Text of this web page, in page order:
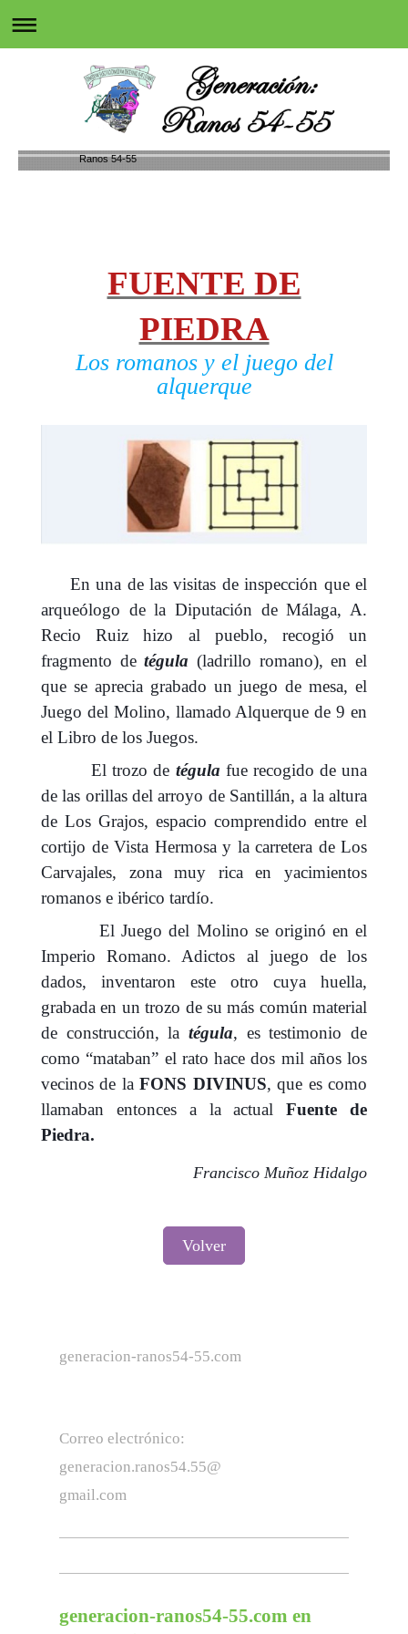
Ranos 54-55
FUENTE DE
PIEDRA
Los romanos y el juego del
alquerque
En una de las visitas de inspección que el
arqueólogo de la Diputación de Málaga, A.
Recio Ruiz hizo al pueblo, recogió un
fragmento de tégula (ladrillo romano), en el
que se aprecia grabado un juego de mesa, el
Juego del Molino, llamado Alquerque de 9 en
el Libro de los Juegos.
El trozo de tégula fue recogido de una
de las orillas del arroyo de Santillán, a la altura
de Los Grajos, espacio comprendido entre el
cortijo de Vista Hermosa y la carretera de Los
Carvajales, zona muy rica en yacimientos
romanos e ibérico tardío.
El Juego del Molino se originó en el
Imperio Romano. Adictos al juego de los
dados, inventaron este otro cuya huella,
grabada en un trozo de su más común material
de construcción, la tégula, es testimonio de
como “mataban” el rato hace dos mil años los
vecinos de la FONS DIVINUS, que es como
llamaban entonces a la actual
Fuente de
Piedra.
Francisco Muñoz Hidalgo
Volver
generacion-ranos54-55.com
Correo electrónico:
generacion.ranos54.55@
gmail.com
generacion-ranos54-55.com en